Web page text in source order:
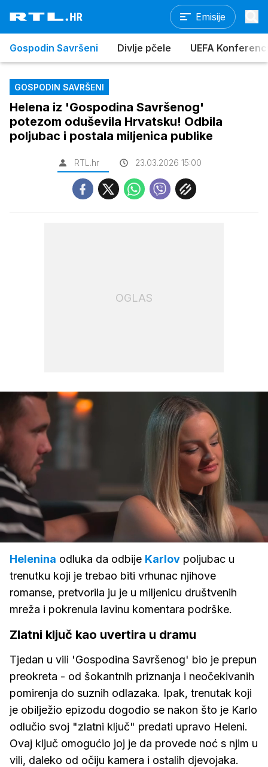
Emisije
Gospodin Savršeni Divlje pčele UEFA
GOSPODIN SAVRŠENI
Helena iz 'Gospodina Savršenog'
potezom oduševila Hrvatsku! Odbila
poljubac i postala miljenica publike
RTL.hr 23.03.2026 15:00
OGLAS
Upali
zvuk
100.00%
Helenina odluka da odbije Karlov poljubac u
trenutku koji je trebao biti vrhunac njihove
romanse, pretvorila ju je u miljenicu društvenih
mreža i pokrenula lavinu komentara podrške.
Zlatni ključ kao uvertira u dramu
Tjedan u vili 'Gospodina Savršenog' bio je prepun
preokreta - od šokantnih priznanja i neočekivanih
pomirenja do suznih odlazaka. Ipak, trenutak koji
je obilježio epizodu dogodio se nakon što je Karlo
odlučio svoj "zlatni ključ" predati upravo Heleni.
Ovaj ključ omogućio joj je da provede noć s njim u
vili, daleko od očiju kamera i ostalih djevojaka.